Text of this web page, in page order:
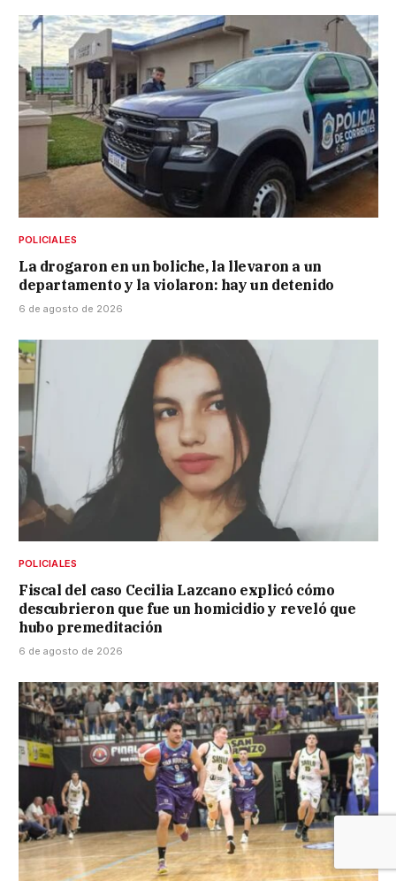
POLICIALES
La drogaron en un boliche, la llevaron a un
departamento y la violaron: hay un detenido
6 de agosto de 2026
POLICIALES
Fiscal del caso Cecilia Lazcano explicó cómo
descubrieron que fue un homicidio y reveló que
hubo premeditación
6 de agosto de 2026